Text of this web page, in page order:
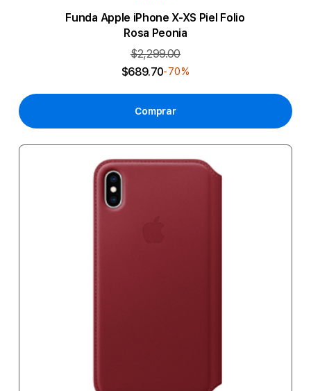
Funda Apple iPhone X-XS Piel Folio
Rosa Peonia
$2,299.00
$689.70-70%
Comprar